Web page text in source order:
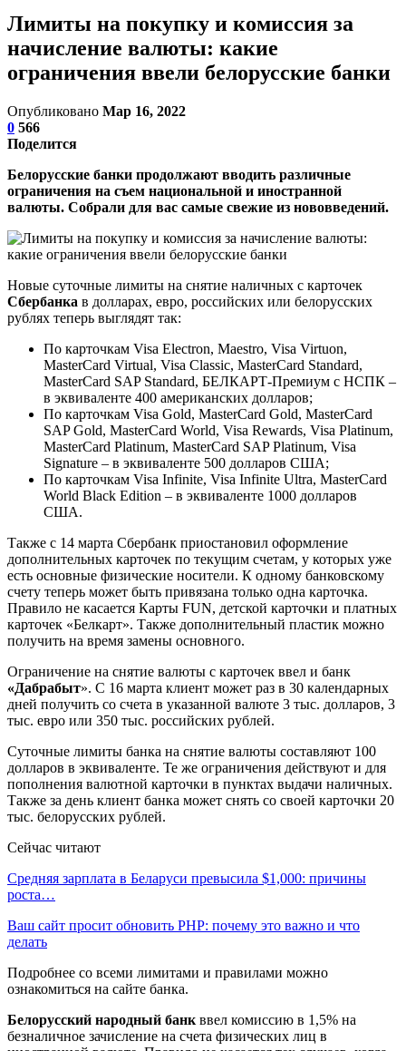
Лимиты на покупку и комиссия за
начисление валюты: какие
ограничения ввели белорусские банки
Опубликовано Мар 16, 2022
0 566
Поделится
Белорусские банки продолжают вводить различные
ограничения на съем национальной и иностранной
валюты. Собрали для вас самые свежие из нововведений.
Новые суточные лимиты на снятие наличных с карточек
Сбербанка в долларах, евро, российских или белорусских
рублях теперь выглядят так:
По карточкам Visa Electron, Maestro, Visa Virtuon,
MasterCard Virtual, Visa Classic, MasterCard Standard,
MasterCard SAP Standard, БЕЛКАРТ-Премиум с НСПК –
в эквиваленте 400 американских долларов;
По карточкам Visa Gold, MasterCard Gold, MasterCard
SAP Gold, MasterCard World, Visa Rewards, Visa Platinum,
MasterCard Platinum, MasterCard SAP Platinum, Visa
Signature – в эквиваленте 500 долларов США;
По карточкам Visa Infinite, Visa Infinite Ultra, MasterCard
World Black Edition – в эквиваленте 1000 долларов
США.
Также с 14 марта Сбербанк приостановил оформление
дополнительных карточек по текущим счетам, у которых уже
есть основные физические носители. К одному банковскому
счету теперь может быть привязана только одна карточка.
Правило не касается Карты FUN, детской карточки и платных
карточек «Белкарт». Также дополнительный пластик можно
получить на время замены основного.
Ограничение на снятие валюты с карточек ввел и банк
«Дабрабыт». С 16 марта клиент может раз в 30 календарных
дней получить со счета в указанной валюте 3 тыс. долларов, 3
тыс. евро или 350 тыс. российских рублей.
Суточные лимиты банка на снятие валюты составляют 100
долларов в эквиваленте. Те же ограничения действуют и для
пополнения валютной карточки в пунктах выдачи наличных.
Также за день клиент банка может снять со своей карточки 20
тыс. белорусских рублей.
Сейчас читают
Средняя зарплата в Беларуси превысила $1,000: причины
роста…
Ваш сайт просит обновить PHP: почему это важно и что
делать
Подробнее со всеми лимитами и правилами можно
ознакомиться на сайте банка.
Белорусский народный банк ввел комиссию в 1,5% на
безналичное зачисление на счета физических лиц в